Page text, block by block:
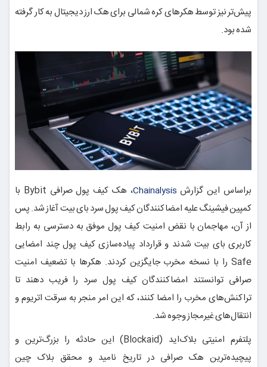
پیش‌تر نیز توسط هکرهای کره شمالی برای هک ارز دیجیتال به کار گرفته
شده بود.
براساس این گزارش Chainalysis
، هک کیف پول صرافی Bybit با
کمپین فیشینگ علیه امضاکنندگان کیف پول سرد بای بیت آغاز شد. پس
از آن، مهاجمان با نقض امنیت کیف پول موفق به دسترسی به رابط
کاربری بای بیت شدند و قرارداد پیاده‌سازی کیف پول چند امضایی
Safe را با نسخه مخرب جایگزین کردند. هکرها با تضعیف امنیت
صرافی توانستند امضاکنندگان کیف پول سرد را فریب دهند تا
تراکنش‌های مخرب را امضا کنند، که این امر منجر به سرقت اتریوم و
انتقال‌های غیرمجاز وجوه شد.
پلتفرم امنیتی بلاک‌اید (Blockaid) این حادثه را بزرگ‌ترین و
پیچیده‌ترین هک صرافی در تاریخ نامید و محقق بلاک چین